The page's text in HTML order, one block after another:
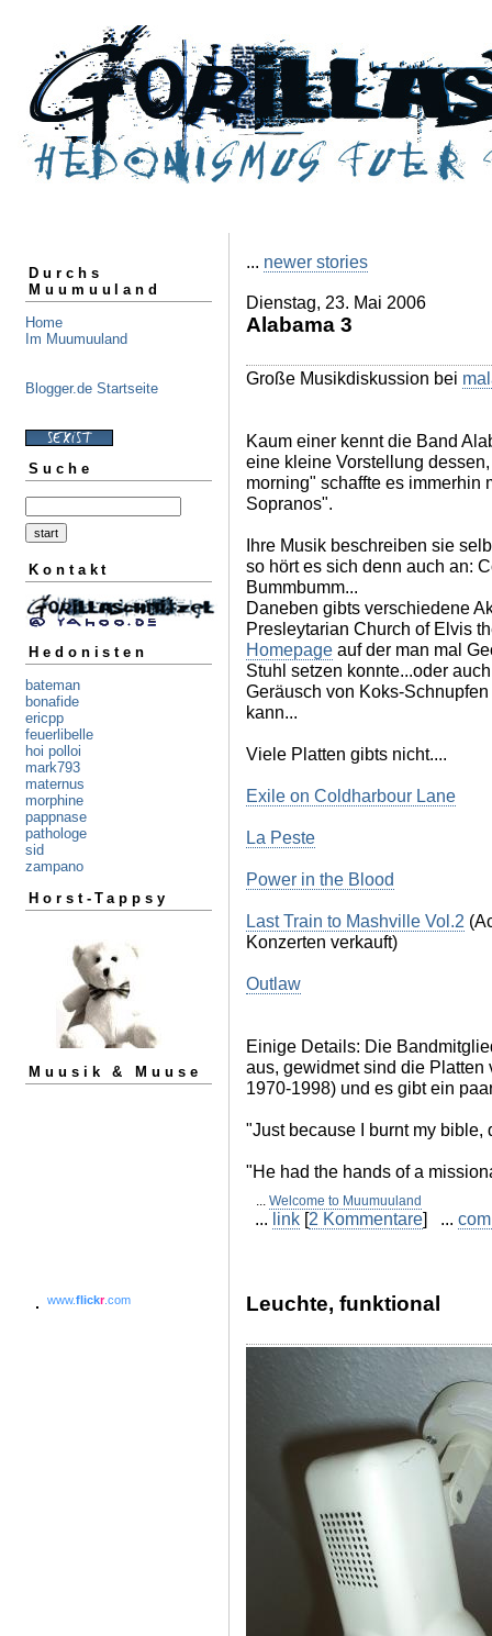
Durchs
Muumuuland
Home
Im Muumuuland
Blogger.de Startseite
Suche
Kontakt
Hedonisten
bateman
bonafide
ericpp
feuerlibelle
hoi polloi
mark793
maternus
morphine
pappnase
pathologe
sid
zampano
Horst-Tappsy
Muusik & Muuse
www.flickr.com
... newer stories
Dienstag, 23. Mai 2006
Alabama 3
Große Musikdiskussion bei
Kaum einer kennt die Band
eine kleine Vorstellung
morning" schaffte es immerhin
Sopranos".
Ihre Musik beschreiben sie
so hört es sich denn auch an:
Bummbumm...
Daneben gibts verschiedene
Presleytarian Church of Elvis
Homepage auf der man mal
Stuhl setzen konnte...oder
Geräusch von Koks-
kann...
Viele Platten gibts nicht....
Exile on Coldharbour Lane
La Peste
Power in the Blood
Last Train to Mashville Vol.2
Konzerten verkauft)
Outlaw
Einige Details: Die
aus, gewidmet sind die
1970-1998) und es gibt ein
"Just because I burnt my bible,
"He had the hands of a
... Welcome to Muumuuland
... link [2 Kommentare] ...
Leuchte, funktional